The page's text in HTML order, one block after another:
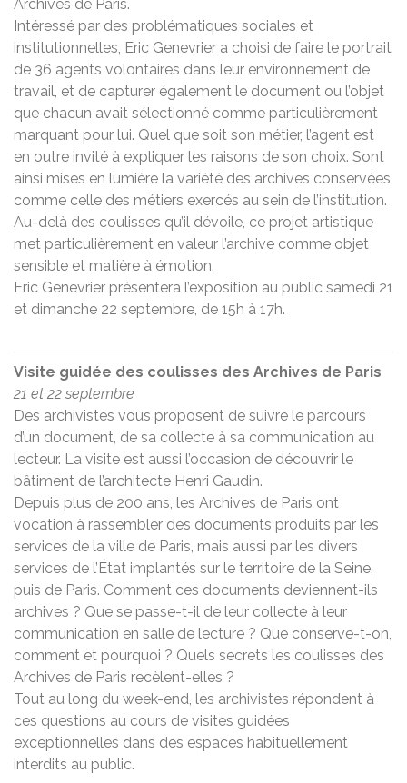
Archives de Paris.
Intéressé par des problématiques sociales et
institutionnelles, Eric Genevrier a choisi de faire le portrait
de 36 agents volontaires dans leur environnement de
travail, et de capturer également le document ou l’objet
que chacun avait sélectionné comme particulièrement
marquant pour lui. Quel que soit son métier, l’agent est
en outre invité à expliquer les raisons de son choix. Sont
ainsi mises en lumière la variété des archives conservées
comme celle des métiers exercés au sein de l’institution.
Au-delà des coulisses qu’il dévoile, ce projet artistique
met particulièrement en valeur l’archive comme objet
sensible et matière à émotion.
Eric Genevrier présentera l’exposition au public samedi 21
et dimanche 22 septembre, de 15h à 17h.
Visite guidée des coulisses des Archives de Paris
21 et 22 septembre
Des archivistes vous proposent de suivre le parcours
d’un document, de sa collecte à sa communication au
lecteur. La visite est aussi l’occasion de découvrir le
bâtiment de l’architecte Henri Gaudin.
Depuis plus de 200 ans, les Archives de Paris ont
vocation à rassembler des documents produits par les
services de la ville de Paris, mais aussi par les divers
services de l’État implantés sur le territoire de la Seine,
puis de Paris. Comment ces documents deviennent-ils
archives ? Que se passe-t-il de leur collecte à leur
communication en salle de lecture ? Que conserve-t-on,
comment et pourquoi ? Quels secrets les coulisses des
Archives de Paris recèlent-elles ?
Tout au long du week-end, les archivistes répondent à
ces questions au cours de visites guidées
exceptionnelles dans des espaces habituellement
interdits au public.